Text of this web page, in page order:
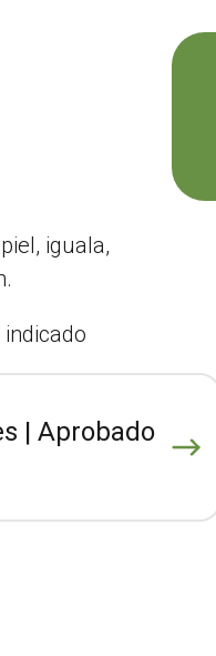
iguala,
| Aprobado